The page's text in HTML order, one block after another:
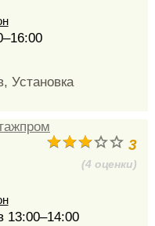
Установка
3
(4 оценки)
13:00–14:00